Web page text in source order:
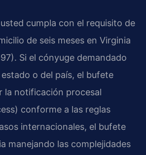
cumpla con el requisito de
de seis meses en Virginia
Si el cónyuge demandado
o del país, el bufete
la notificación procesal
conforme a las reglas
internacionales, el bufete
manejando las complejidades